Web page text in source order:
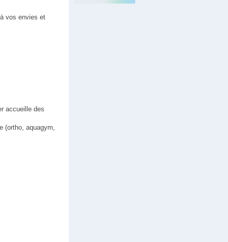
vos envies et
accueille des
(ortho, aquagym,